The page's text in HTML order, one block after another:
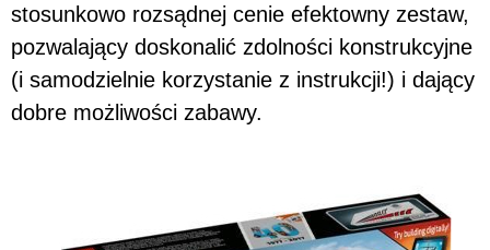
stosunkowo rozsądnej cenie efektowny zestaw,
pozwalający doskonalić zdolności konstrukcyjne
(i samodzielnie korzystanie z instrukcji!) i dający
dobre możliwości zabawy.